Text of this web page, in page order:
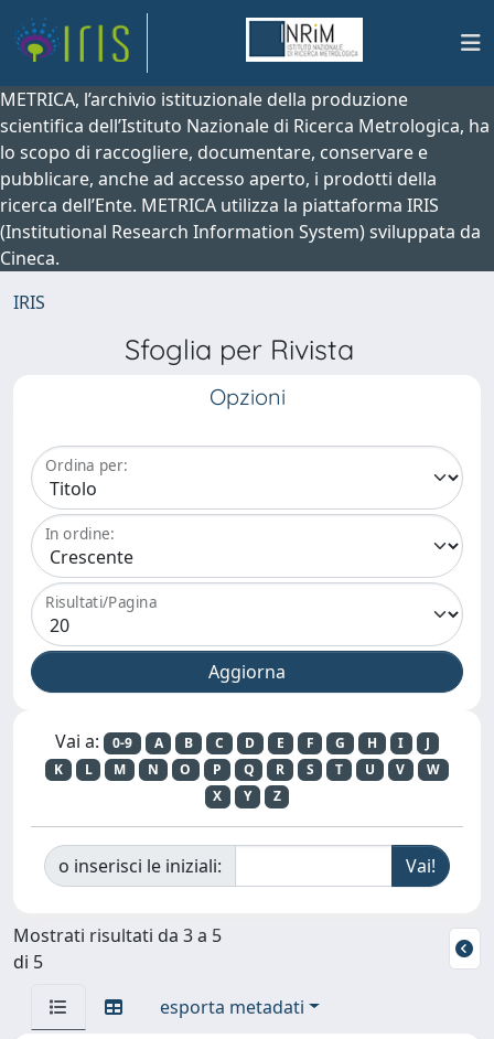
METRICA, l’archivio istituzionale della produzione
scientifica dell’Istituto Nazionale di Ricerca Metrologica, ha
lo scopo di raccogliere, documentare, conservare e
pubblicare, anche ad accesso aperto, i prodotti della
ricerca dell’Ente. METRICA utilizza la piattaforma IRIS
(Institutional Research Information System) sviluppata da
Cineca.
IRIS
Sfoglia per Rivista
Opzioni
Ordina per:
In ordine:
Risultati/Pagina
Vai a: 0-9 A B C D E F G H I
J
K
L M N O P Q R S T U V
W
X
Y Z
o inserisci le iniziali:
Mostrati risultati da 3 a 5
di 5
esporta metadati